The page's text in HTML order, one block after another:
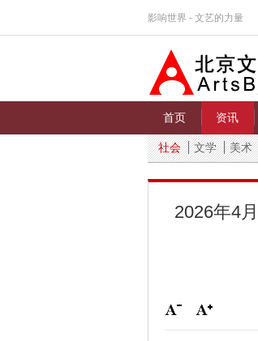
影响世界 - 文艺的力量
首页 资讯
社会
文学 美术
2026年4